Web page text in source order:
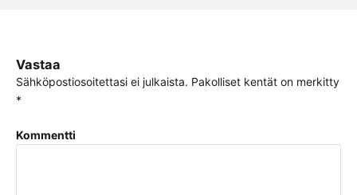
Vastaa
Sähköpostiosoitettasi ei julkaista. Pakolliset kentät on merkitty
*
Kommentti